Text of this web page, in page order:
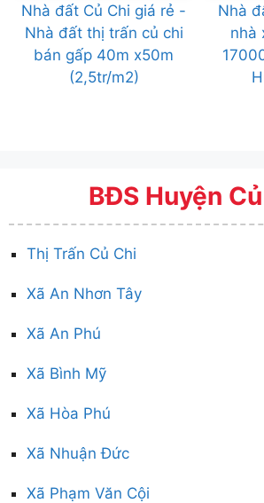
Nhà đất Củ Chi giá rẻ -
Nhà đất thị trấn củ chi
bán gấp 40m x50m
(2,5tr/m2)
Nhà
nhà
BĐS Huyện
Thị Trấn Củ Chi
Xã An Nhơn Tây
Xã An Phú
Xã Bình Mỹ
Xã Hòa Phú
Xã Nhuận Đức
Xã Phạm Văn Cội